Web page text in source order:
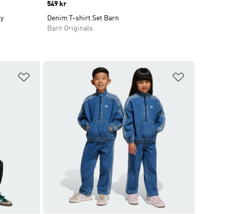
Price
549 kr
Denim T-shirt Set Barn
Barn Originals
Lägg till på önskelistan